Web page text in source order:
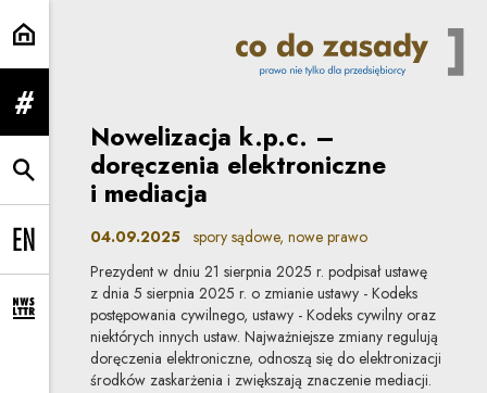
Artykuły | Co do zasady
rozwiń menu
rozwiń wyszukiwarkę
Change language to EN
rozwiń formularz zapisu na newsletter
Nowelizacja k.p.c. –
doręczenia elektroniczne
i mediacja
04.09.2025 spory sądowe, nowe prawo
Prezydent w dniu 21 sierpnia 2025 r. podpisał ustawę
z dnia 5 sierpnia 2025 r. o zmianie ustawy - Kodeks
postępowania cywilnego, ustawy - Kodeks cywilny oraz
niektórych innych ustaw. Najważniejsze zmiany regulują
doręczenia elektroniczne, odnoszą się do elektronizacji
środków zaskarżenia i zwiększają znaczenie mediacji.